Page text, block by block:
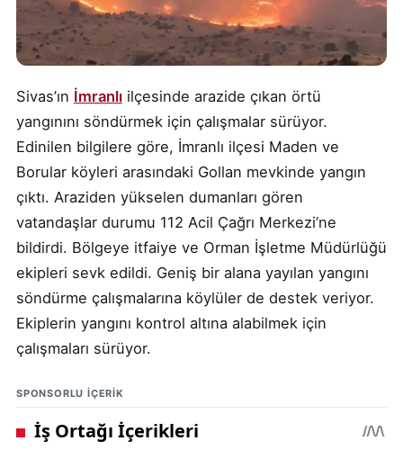
Sivas’ın İmranlı ilçesinde arazide çıkan örtü
yangınını söndürmek için çalışmalar sürüyor.
Edinilen bilgilere göre, İmranlı ilçesi Maden ve
Borular köyleri arasındaki Gollan mevkinde yangın
çıktı. Araziden yükselen dumanları gören
vatandaşlar durumu 112 Acil Çağrı Merkezi’ne
bildirdi. Bölgeye itfaiye ve Orman İşletme Müdürlüğü
ekipleri sevk edildi. Geniş bir alana yayılan yangını
söndürme çalışmalarına köylüler de destek veriyor.
Ekiplerin yangını kontrol altına alabilmek için
çalışmaları sürüyor.
SPONSORLU IÇERIK